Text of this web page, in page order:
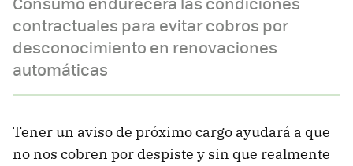
contractuales para evitar cobros por
desconocimiento en renovaciones
automáticas
Tener un aviso de próximo cargo ayudará a que
no nos cobren por despiste y sin que realmente